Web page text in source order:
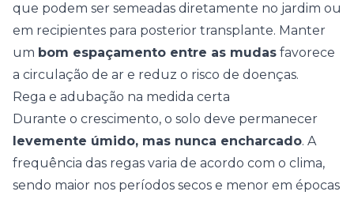
que podem ser semeadas diretamente no jardim ou
em recipientes para posterior transplante. Manter
um bom espaçamento entre as mudas favorece
a circulação de ar e reduz o risco de doenças.
Rega e adubação na medida certa
Durante o crescimento, o solo deve permanecer
levemente úmido, mas nunca encharcado. A
frequência das regas varia de acordo com o clima,
sendo maior nos períodos secos e menor em épocas